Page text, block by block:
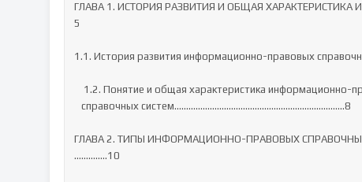
ГЛАВА 1. ИСТОРИЯ РАЗВИТИЯ И ОБЩАЯ
5
1.1. История развития информационно-правовых
ГЛАВА 2. ТИПЫ ИНФОРМАЦИОННО-ПРАВОВЫХ
…………..10